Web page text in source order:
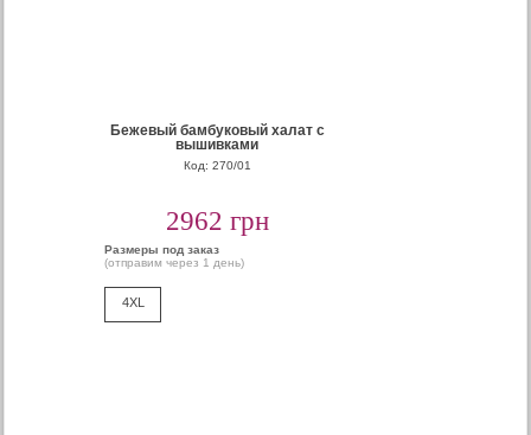
Бежевый бамбуковый халат с
вышивками
Код: 270/01
2962 грн
Размеры под заказ
(отправим через 1 день)
4XL